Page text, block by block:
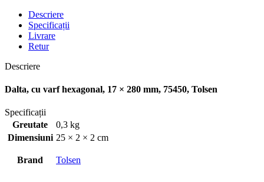
Descriere
Specificații
Livrare
Retur
Descriere
Dalta, cu varf hexagonal, 17 × 280 mm, 75450, Tolsen
Specificații
Greutate
0,3 kg
Dimensiuni 25 × 2 × 2 cm
Brand Tolsen